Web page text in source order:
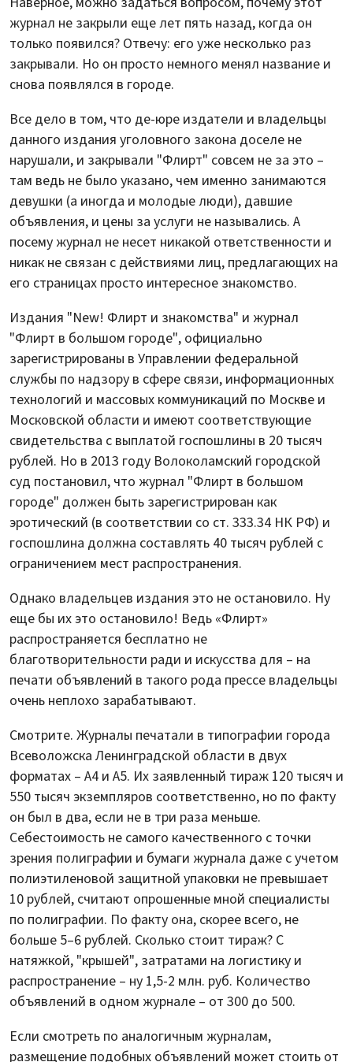
журнал не закрыли еще лет пять назад, когда он
только появился? Отвечу: его уже несколько раз
закрывали. Но он просто немного менял название и
снова появлялся в городе.
Все дело в том, что де-юре издатели и владельцы
данного издания уголовного закона доселе не
нарушали, и закрывали "Флирт" совсем не за это –
там ведь не было указано, чем именно занимаются
девушки (а иногда и молодые люди), давшие
объявления, и цены за услуги не назывались. А
посему журнал не несет никакой ответственности и
никак не связан с действиями лиц, предлагающих на
его страницах просто интересное знакомство.
Издания "New! Флирт и знакомства" и журнал
"Флирт в большом городе", официально
зарегистрированы в Управлении федеральной
службы по надзору в сфере связи, информационных
технологий и массовых коммуникаций по Москве и
Московской области и имеют соответствующие
свидетельства с выплатой госпошлины в 20 тысяч
рублей. Но в 2013 году Волоколамский городской
суд постановил, что журнал "Флирт в большом
городе" должен быть зарегистрирован как
эротический (в соответствии со ст. 333.34 НК РФ) и
госпошлина должна составлять 40 тысяч рублей с
ограничением мест распространения.
Однако владельцев издания это не остановило. Ну
еще бы их это остановило! Ведь «Флирт»
распространяется бесплатно не
благотворительности ради и искусства для – на
печати объявлений в такого рода прессе владельцы
очень неплохо зарабатывают.
Смотрите. Журналы печатали в типографии города
Всеволожска Ленинградской области в двух
форматах – А4 и А5. Их заявленный тираж 120 тысяч и
550 тысяч экземпляров соответственно, но по факту
он был в два, если не в три раза меньше.
Себестоимость не самого качественного с точки
зрения полиграфии и бумаги журнала даже с учетом
полиэтиленовой защитной упаковки не превышает
10 рублей, считают опрошенные мной специалисты
по полиграфии. По факту она, скорее всего, не
больше 5–6 рублей. Сколько стоит тираж? С
натяжкой, "крышей", затратами на логистику и
распространение – ну 1,5-2 млн. руб. Количество
объявлений в одном журнале – от 300 до 500.
Если смотреть по аналогичным журналам,
размещение подобных объявлений может стоить от